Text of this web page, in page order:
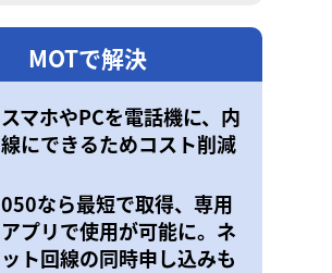
MOTで解決
スマホやPCを電話機に、内
線にできるためコスト削減
050なら最短で取得、専用
アプリで使用が可能に。ネ
ット回線の同時申し込みも